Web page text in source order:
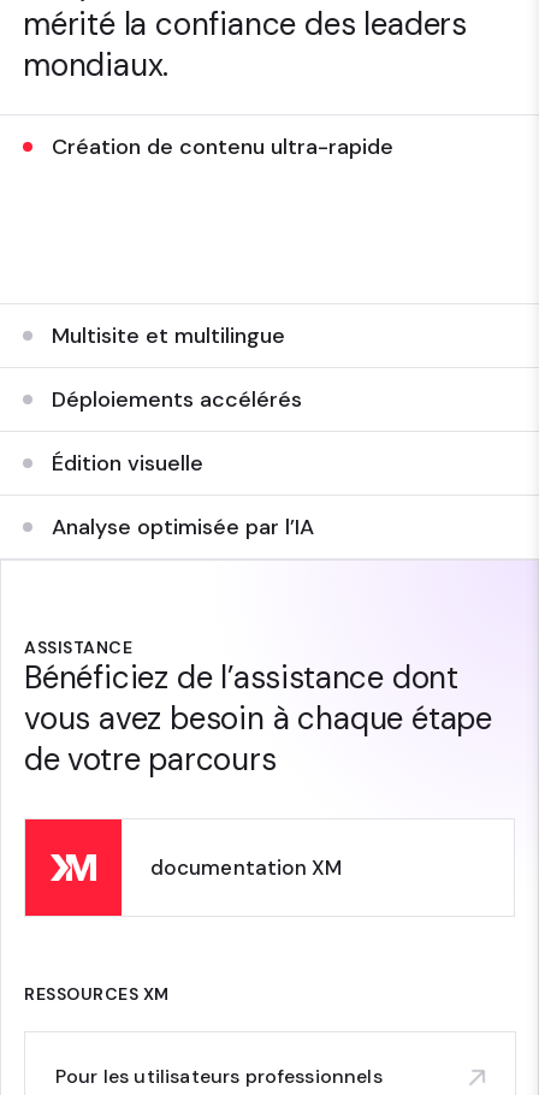
mérité la confiance des leaders
mondiaux.
Création de contenu ultra-rapide
Multisite et multilingue
Déploiements accélérés
Édition visuelle
Analyse optimisée par l’IA
ASSISTANCE
Bénéficiez de l’assistance dont
vous avez besoin à chaque étape
de votre parcours
documentation XM
RESSOURCES XM
Pour les utilisateurs professionnels